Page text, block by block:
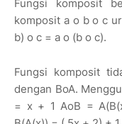
Fungsi komposit
komposit a o b o c
b) o c = a o (b o c).
Fungsi komposit
dengan BoA.
= x + 1 AoB =